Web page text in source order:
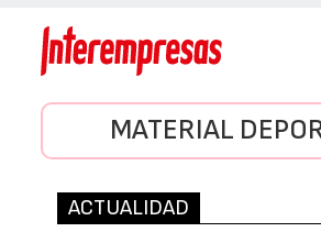
MATERIAL
ACTUALIDAD